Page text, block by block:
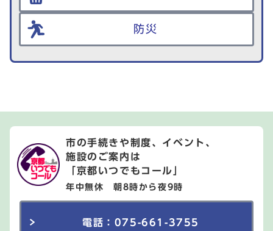
防災
市の手続きや制度、イベント、
施設のご案内は
「京都いつでもコール」
年中無休 朝8時から夜9時
電話：075-661-3755